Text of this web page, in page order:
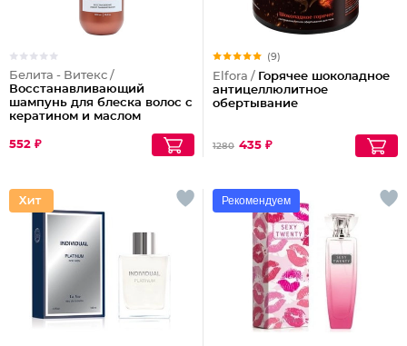
Белита - Витекс /
Восстанавливающий
шампунь для блеска волос с
кератином и маслом
552 ₽
(9)
Elfora / Горячее шоколадное
антицеллюлитное
обертывание
1280 435 ₽
Рекомендуем